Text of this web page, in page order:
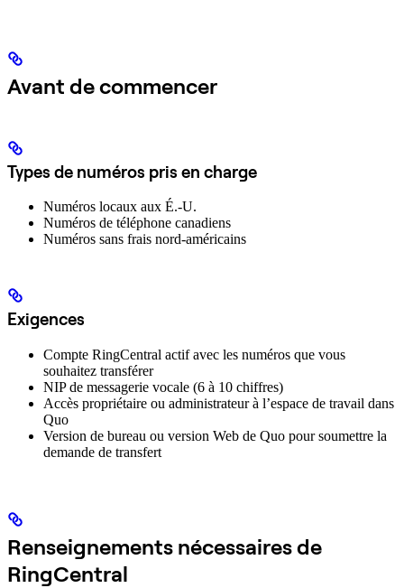
Avant de commencer
Types de numéros pris en charge
Numéros locaux aux É.-U.
Numéros de téléphone canadiens
Numéros sans frais nord-américains
Exigences
Compte RingCentral actif avec les numéros que vous
souhaitez transférer
NIP de messagerie vocale (6 à 10 chiffres)
Accès propriétaire ou administrateur à l’espace de travail dans
Quo
Version de bureau ou version Web de Quo pour soumettre la
demande de transfert
Renseignements nécessaires de
RingCentral